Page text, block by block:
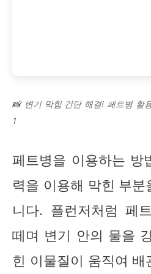
📸 변기 막힘 간단 해결! 페트병 활
1
페트병을 이용하는 방
력을 이용해 막힌 부분
니다. 플런저처럼 페
떼며 변기 안의 물을
힌 이물질이 움직여